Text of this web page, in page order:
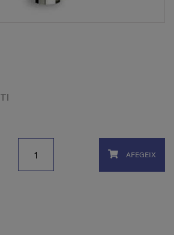
AFEGEIX